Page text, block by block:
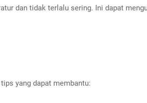
dan tidak terlalu sering. Ini dapat
yang dapat membantu: